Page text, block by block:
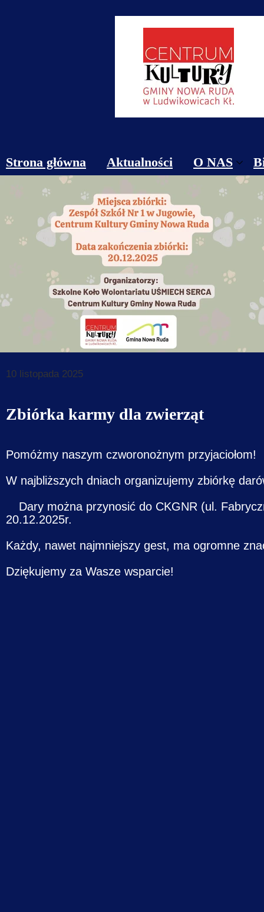
10 listopada 2025
Zbiórka karmy dla zwierząt
Pomóżmy naszym czworonożnym przyjaciołom!
W najbliższych dniach organizujemy zbiórkę
Dary można przynosić do CKGNR (ul.
20.12.2025r.
Każdy, nawet najmniejszy gest, ma ogromne
Dziękujemy za Wasze wsparcie!
Strona główna Aktualności O NAS
Obiekty
Kontakt
Cennik
Deklaracja
Klauzule